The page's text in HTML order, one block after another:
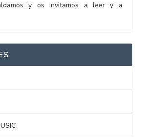
y os invitamos a leer y a